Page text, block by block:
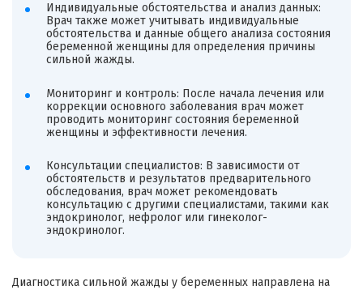
Индивидуальные обстоятельства и анализ данных:
Врач также может учитывать индивидуальные
обстоятельства и данные общего анализа состояния
беременной женщины для определения причины
сильной жажды.
Мониторинг и контроль: После начала лечения или
коррекции основного заболевания врач может
проводить мониторинг состояния беременной
женщины и эффективности лечения.
Консультации специалистов: В зависимости от
обстоятельств и результатов предварительного
обследования, врач может рекомендовать
консультацию с другими специалистами, такими как
эндокринолог, нефролог или гинеколог-
эндокринолог.
Диагностика сильной жажды у беременных направлена на